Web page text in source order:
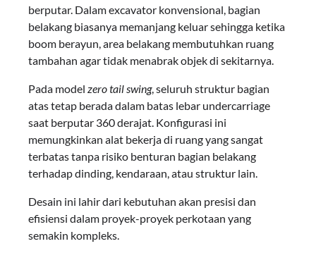
berputar. Dalam excavator konvensional, bagian
belakang biasanya memanjang keluar sehingga ketika
boom berayun, area belakang membutuhkan ruang
tambahan agar tidak menabrak objek di sekitarnya.
Pada model zero tail swing, seluruh struktur bagian
atas tetap berada dalam batas lebar undercarriage
saat berputar 360 derajat. Konfigurasi ini
memungkinkan alat bekerja di ruang yang sangat
terbatas tanpa risiko benturan bagian belakang
terhadap dinding, kendaraan, atau struktur lain.
Desain ini lahir dari kebutuhan akan presisi dan
efisiensi dalam proyek-proyek perkotaan yang
semakin kompleks.